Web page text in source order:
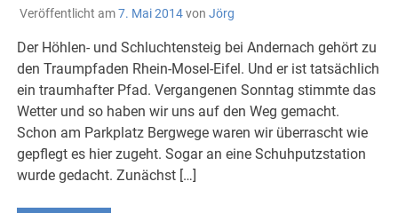
Veröffentlicht am7. Mai 2014von Jörg
Der Höhlen- und Schluchtensteig bei Andernach gehört zu
den Traumpfaden Rhein-Mosel-Eifel. Und er ist tatsächlich
ein traumhafter Pfad. Vergangenen Sonntag stimmte das
Wetter und so haben wir uns auf den Weg gemacht.
Schon am Parkplatz Bergwege waren wir überrascht wie
gepflegt es hier zugeht. Sogar an eine Schuhputzstation
wurde gedacht. Zunächst […]